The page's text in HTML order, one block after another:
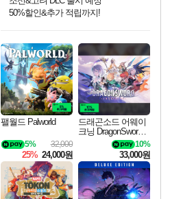
최대 90% 할인가를 만나보세요!
네이버혜택과 함께 만나보세요!
마블 투혼 파이팅 소울즈 정식출시!
마블 히어로 총 출동&화려한 격투!
이니&베니 혜택까지!
네이버 혜택가와 함께 예약하세요!
할인&네이버혜택으로 만나보세요!
네이버페이 혜택과 만나보세요!
40주년 프로모션으로 만나보세요!
할인가에 만나보세요!
일부 에디션 상시 할인!
혜택으로 예약 판매 중
편안하게 충전하세요
팰월드 Palworld
32,000
5%
25% 24,000원
드래곤소드 어웨이
크닝 DragonSword A
10%
33,000원